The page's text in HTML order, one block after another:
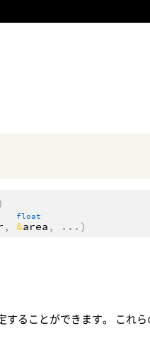
,
float
&area , ... )
ることができます。 これ